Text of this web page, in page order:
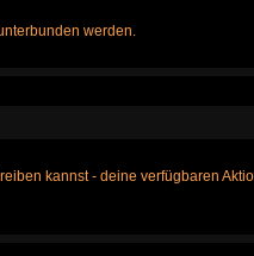
werden.
kannst - deine verfügbaren